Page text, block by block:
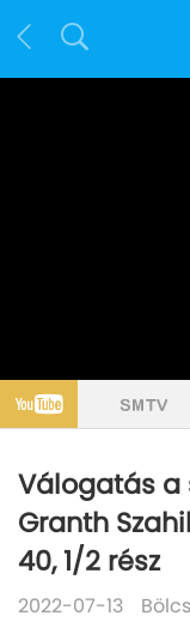
Válogatás a
Granth
40, 1/2 rész
2022-07-13